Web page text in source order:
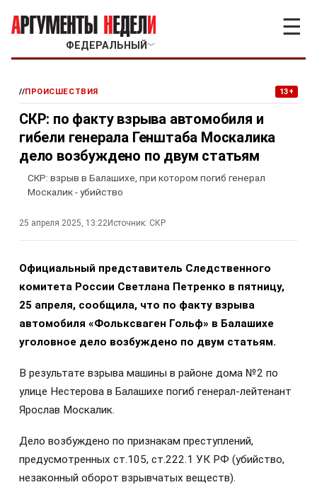
ФЕДЕРАЛЬНЫЙ ﹀
☰
//ПРОИСШЕСТВИЯ 13+
СКР: по факту взрыва автомобиля и
гибели генерала Генштаба Москалика
дело возбуждено по двум статьям
СКР: взрыв в Балашихе, при котором погиб генерал
Москалик - убийство
25 апреля 2025, 13:22Источник: СКР
Официальный представитель Следственного
комитета России Светлана Петренко в пятницу,
25 апреля, сообщила, что по факту взрыва
автомобиля «Фольксваген Гольф» в Балашихе
уголовное дело возбуждено по двум статьям.
В результате взрыва машины в районе дома №2 по
улице Нестерова в Балашихе погиб генерал-лейтенант
Ярослав Москалик.
Дело возбуждено по признакам преступлений,
предусмотренных ст.105, ст.222.1 УК РФ (убийство,
незаконный оборот взрывчатых веществ).